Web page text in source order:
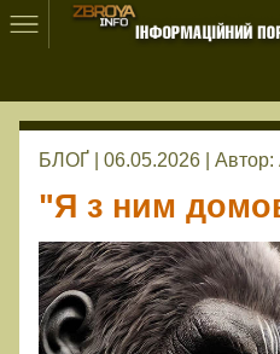
БЛОҐ | 06.05.2026 | Автор:
"Я з ним